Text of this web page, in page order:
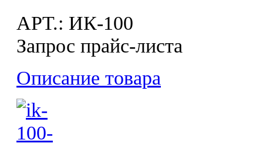
APT.: ИК-100
Запрос прайс-листа
Описание товара